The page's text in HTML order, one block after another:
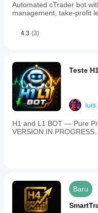
Automated cTrader bot
management, take-profit
4.3 (3)
Teste
H1 and L1 BOT — Pure
VERSION IN PROGRESS...
Baru